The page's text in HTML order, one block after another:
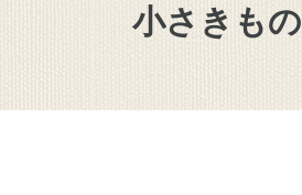
小さきもの